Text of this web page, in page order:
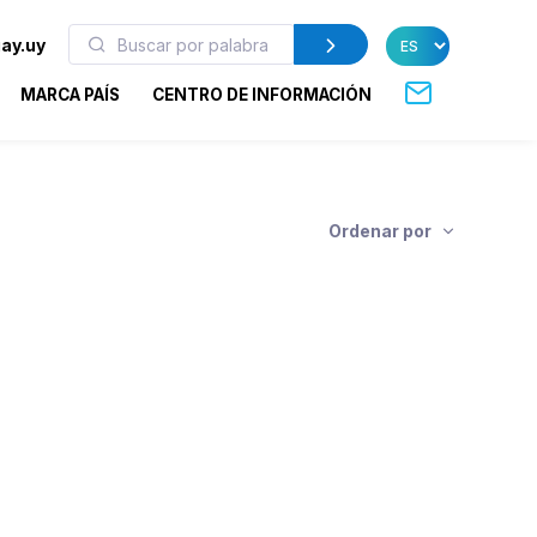
MARCA PAÍS CENTRO DE INFORMACIÓN
Ordenar por